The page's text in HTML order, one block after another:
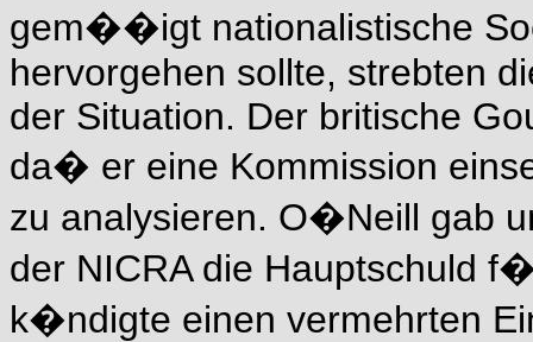
gem��igt nationalistische
hervorgehen sollte, strebten
der Situation. Der britische
da� er eine Kommission
zu analysieren. O�Neill gab
der NICRA die Hauptschuld
k�ndigte einen vermehrten